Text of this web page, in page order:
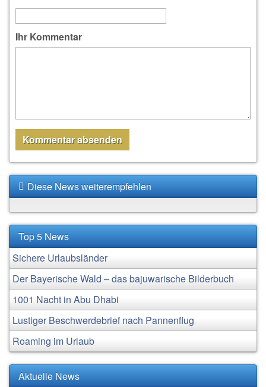
Ihr Kommentar
Diese News weiterempfehlen
Top 5 News
Sichere Urlaubsländer
Der Bayerische Wald – das bajuwarische Bilderbuch
1001 Nacht in Abu Dhabi
Lustiger Beschwerdebrief nach Pannenflug
Roaming im Urlaub
Aktuelle News